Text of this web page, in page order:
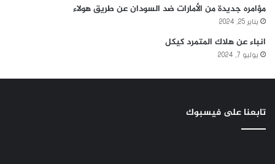
مؤامره جديدة من الأمارات ضد السودان عن طريق هولاء
يناير 25, 2024
انباء عن هلاك المتمرد كيكل
يوليو 7, 2024
تابعنا على فيسبوك